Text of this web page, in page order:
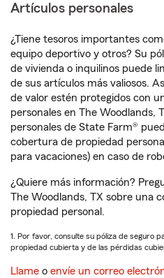
Artículos personales
¿Tiene tesoros importantes
equipo deportivo y otros? Su
de vivienda o inquilinos puede
de sus artículos más valiosos.
de valor estén protegidos con
personales en The Woodlands,
personales de State Farm®
cobertura de propiedad personal
para vacaciones) en caso de
¿Quiere más información?
The Woodlands, TX sobre una
propiedad personal.
1. Por favor, consulte su póliza de seguro
propiedad cubierta y de las pérdidas
Llame o envíe un correo